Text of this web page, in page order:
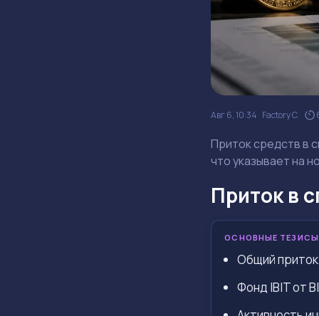
Авг 6, 10:34 Factory C.
Приток средств в
что указывает на
Приток в
ОСНОВНЫЕ ТЕЗИСЫ
Общий
Фонд IBIT от